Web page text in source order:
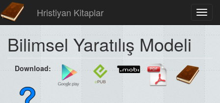
Hristiyan Kitaplar
Bilimsel Yaratılış Modeli
Download: